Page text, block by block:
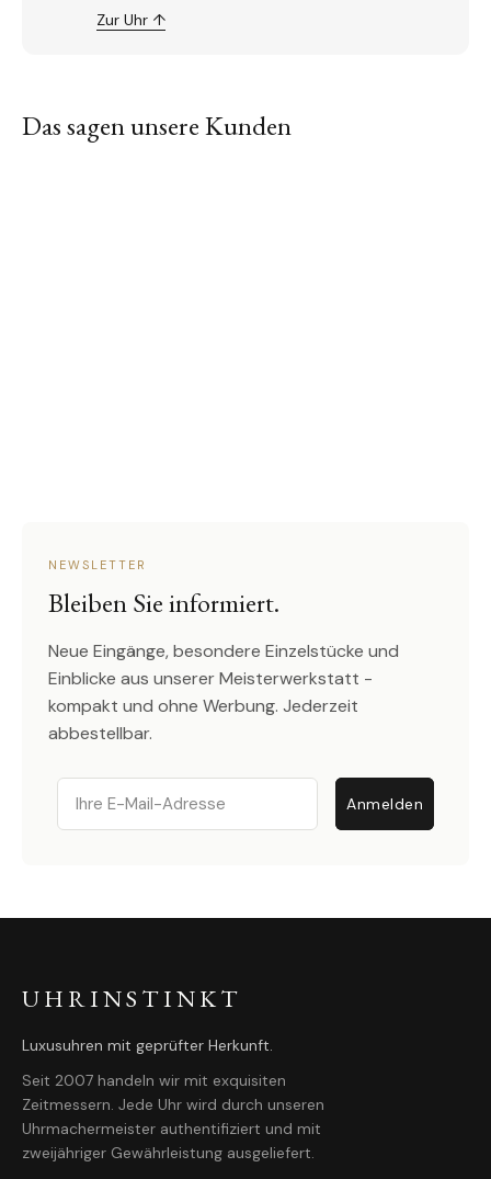
Zur Uhr ↑
Das sagen unsere Kunden
NEWSLETTER
Bleiben Sie informiert.
Neue Eingänge, besondere Einzelstücke und
Einblicke aus unserer Meisterwerkstatt -
kompakt und ohne Werbung. Jederzeit
abbestellbar.
Email
Anmelden
UHRINSTINKT
Luxusuhren mit geprüfter Herkunft.
Seit 2007 handeln wir mit exquisiten
Zeitmessern. Jede Uhr wird durch unseren
Uhrmachermeister authentifiziert und mit
zweijähriger Gewährleistung ausgeliefert.